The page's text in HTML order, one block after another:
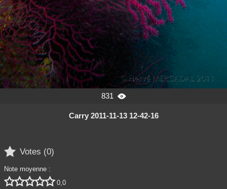
831 
Carry 2011-11-13 12-42-16
 Votes (0)
Note moyenne :
 0,0